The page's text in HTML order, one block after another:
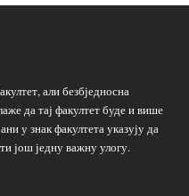
али безбједносна
да тај факултет буде и више
у знак факултета указују да
још једну важну улогу.